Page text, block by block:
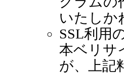
いたしか
SSL利用
本ベリサ
が、上記